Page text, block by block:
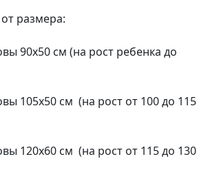
размера:
90х50 см (на рост ребенка до
105х50 см (на рост от 100 до 115
120х60 см (на рост от 115 до 130